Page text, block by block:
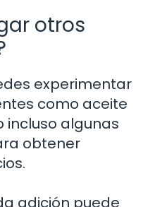
otros
experimentar
como aceite
incluso algunas
obtener
adición puede